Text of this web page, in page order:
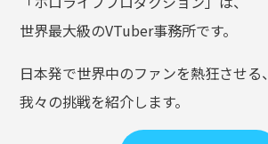
世界最大級のVTuber事務所です。
日本発で世界中のファンを熱狂させる、
我々の挑戦を紹介します。